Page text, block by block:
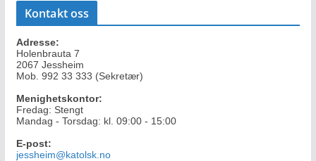
Kontakt oss
Adresse:
Holenbrauta 7
2067 Jessheim
Mob. 992 33 333 (Sekretær)
Menighetskontor:
Fredag: Stengt
Mandag - Torsdag: kl. 09:00 - 15:00
E-post:
jessheim@katolsk.no